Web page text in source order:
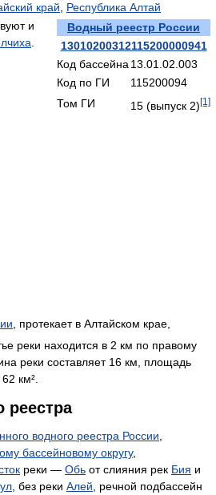
край
Республика Алтай
Водный реестр России
13010200312115200000941
Код бассейна 13.01.02.003
Код по ГИ
115200094
Том ГИ
15 (выпуск 2)[1]
и
, протекает в Алтайском крае,
реки находится в 2 км по правому
реки составляет 16 км, площадь
км².
реестра
водного реестра России
бассейновому округу,
реки — Обь от слияния рек Бия и
, без реки Алей , речной подбассейн